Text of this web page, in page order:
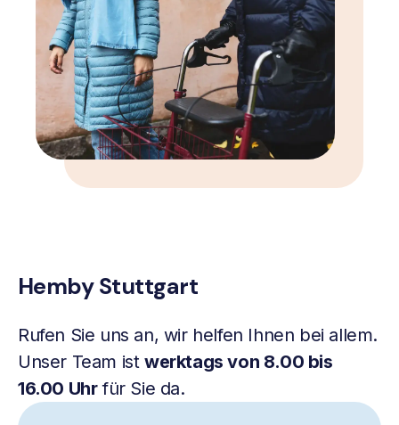
Hemby Stuttgart
Rufen Sie uns an, wir helfen Ihnen bei allem.
Unser Team ist werktags von 8.00 bis
16.00 Uhrfür Sie da.